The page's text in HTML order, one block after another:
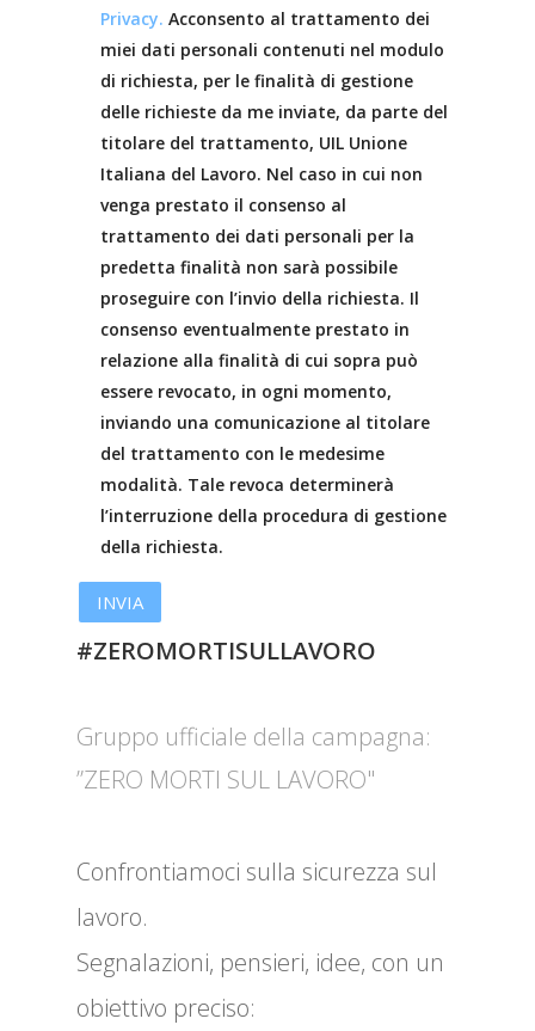
Privacy. Acconsento al trattamento dei
miei dati personali contenuti nel modulo
di richiesta, per le finalità di gestione
delle richieste da me inviate, da parte del
titolare del trattamento, UIL Unione
Italiana del Lavoro. Nel caso in cui non
venga prestato il consenso al
trattamento dei dati personali per la
predetta finalità non sarà possibile
proseguire con l’invio della richiesta. Il
consenso eventualmente prestato in
relazione alla finalità di cui sopra può
essere revocato, in ogni momento,
inviando una comunicazione al titolare
del trattamento con le medesime
modalità. Tale revoca determinerà
l’interruzione della procedura di gestione
della richiesta.
#ZEROMORTISULLAVORO
Gruppo ufficiale della campagna:
”ZERO MORTI SUL LAVORO"
Confrontiamoci sulla sicurezza sul
lavoro.
Segnalazioni, pensieri, idee, con un
obiettivo preciso: